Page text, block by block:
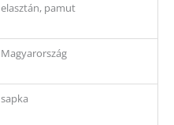
elasztán, pamut
Magyarország
sapka